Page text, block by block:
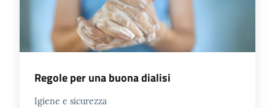
Regole per una buona dialisi
Igiene e sicurezza